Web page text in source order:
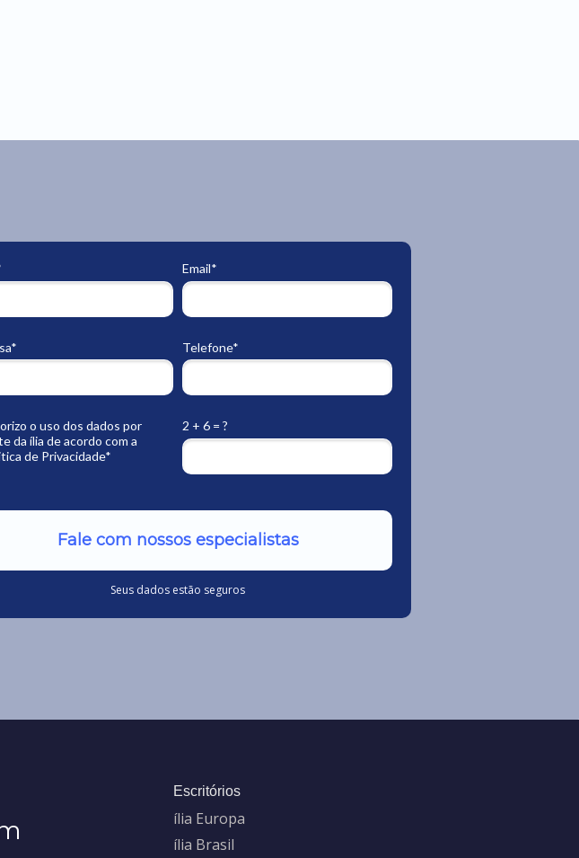
Email*
Telefone*
o uso dos dados por
da ília de acordo com a
de Privacidade*
2 + 6 = ?
Fale com nossos especialistas
Seus dados estão seguros
Escritórios
ília Europa
ília Brasil